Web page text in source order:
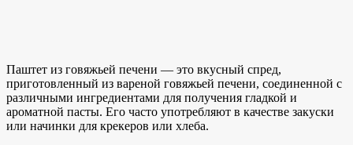
Паштет из говяжьей печени — это вкусный спред,
приготовленный из вареной говяжьей печени, соединенной с
различными ингредиентами для получения гладкой и
ароматной пасты. Его часто употребляют в качестве закуски
или начинки для крекеров или хлеба.